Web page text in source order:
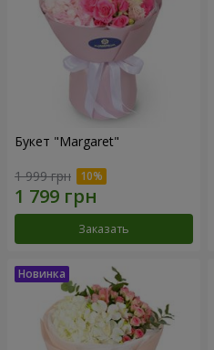
Букет "Margaret"
1 999 грн
Заказать